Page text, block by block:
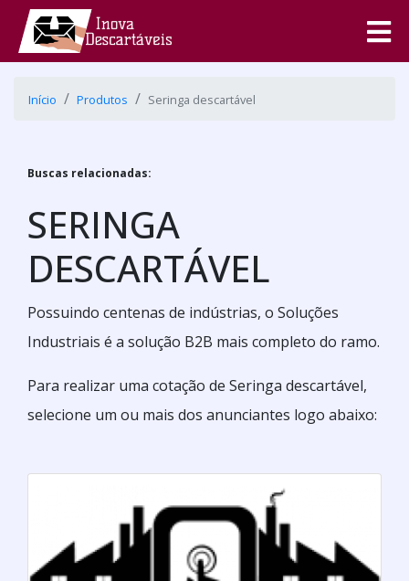
Início Produtos Seringa descartável
Buscas relacionadas:
SERINGA
DESCARTÁVEL
Possuindo centenas de indústrias, o Soluções
Industriais é a solução B2B mais completo do ramo.
Para realizar uma cotação de Seringa descartável,
selecione um ou mais dos anunciantes logo abaixo: